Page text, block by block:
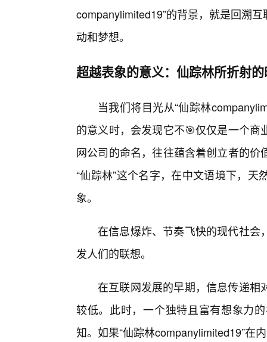
companylimited19”的背景，就是回溯
动和梦想。
超越表象的意义：仙踪林所折射
当我们将目光从“仙踪林
的意义时，会发现它不🎯仅仅是一个
网公司的命名，往往蕴含着创立者的
“仙踪林”这个名字，在中文语境下，
象。
在信息爆炸、节奏飞快的现代社会
发人们的联想。
在互联网发展的早期，信息传递相
较低。此时，一个独特且富有想象力
知。如果“仙踪林companylimited19”在